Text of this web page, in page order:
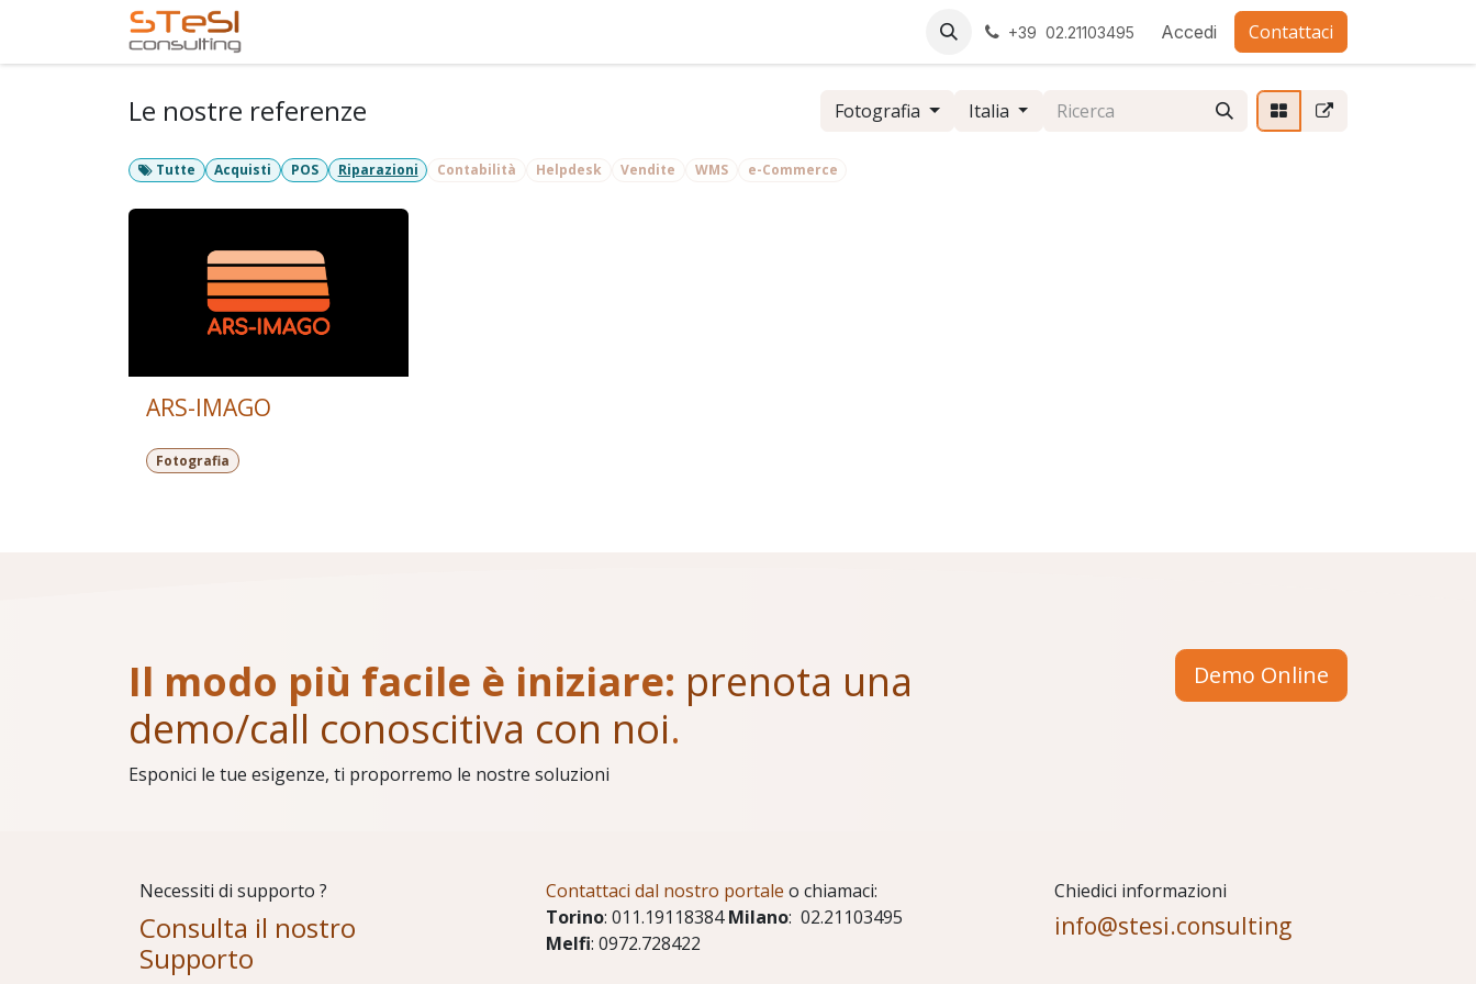
Passa al contenuto
Lavora con noi+39 02.21103495 Accedi Contattaci
Le nostre referenze Fotografia Italia
Tutte Acquisti POS Riparazioni Contabilità Helpdesk Vendite WMS e-Commerce
ARS-IMAGO
Fotografia
Il modo più facile è iniziare: prenota una
demo/call conoscitiva con noi.
Esponici le tue esigenze, ti proporremo le nostre soluzioni
Demo Online
Necessiti di supporto ?
Consulta il nostro
Supporto
Chiedici informazioni
info@stesi.consulting
Contattaci dal nostro portale o chiamaci:
Torino: 011.19118384Milano: 02.21103495
Melfi: 0972.728422